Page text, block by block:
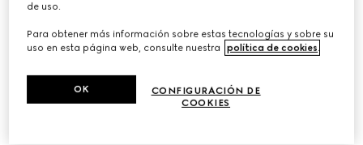
CORREO ELECTRÓNICO
de uso.
Para obtener más información sobre estas tecnologías y sobre su
uso en esta página web, consulte nuestra
política de cookies.
CONFIGURACIÓN DE
COOKIES
OK